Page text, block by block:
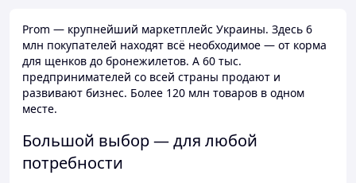
Prom — крупнейший маркетплейс Украины. Здесь 6
млн покупателей находят всё необходимое — от корма
для щенков до бронежилетов. А 60 тыс.
предпринимателей со всей страны продают и
развивают бизнес. Более 120 млн товаров в одном
месте.
Большой выбор — для любой
потребности